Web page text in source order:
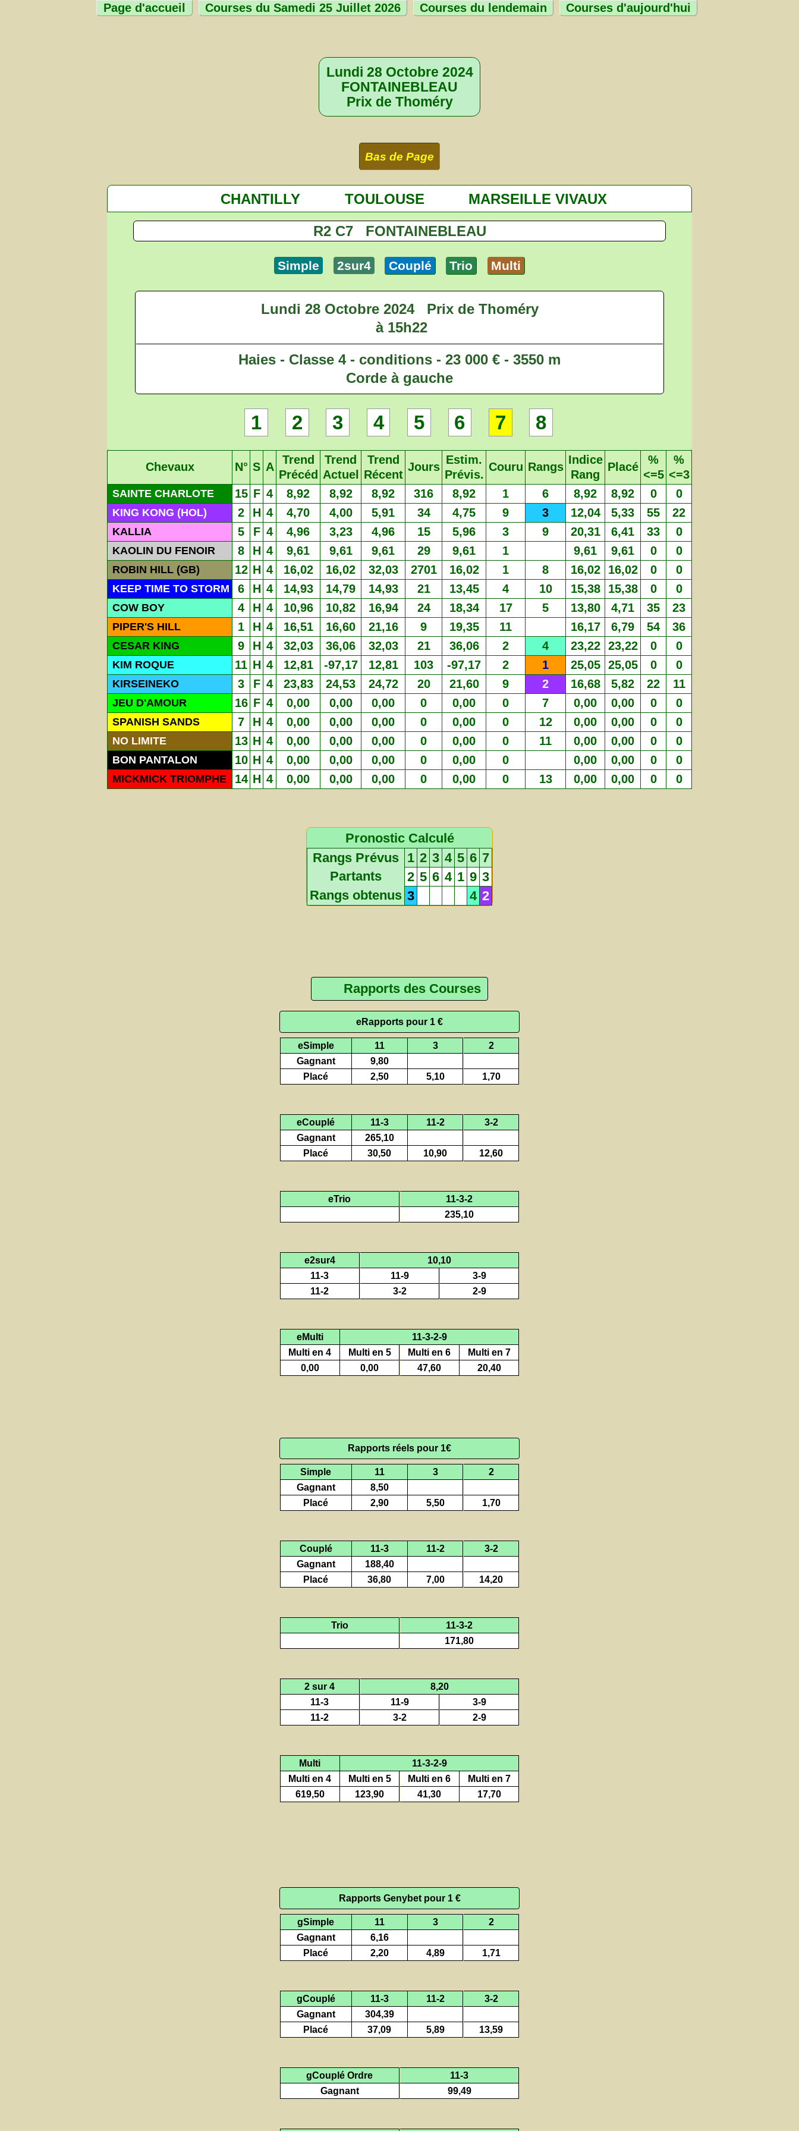
Page d'accueil Courses du Samedi 25 Juillet 2026 Courses du lendemain Courses d'aujourd'hui
Lundi 28 Octobre 2024
FONTAINEBLEAU
Prix de Thoméry
Bas de Page
CHANTILLY TOULOUSE MARSEILLE VIVAUX
R2 C7 FONTAINEBLEAU
Simple 2sur4 Couplé Trio Multi
Lundi 28 Octobre 2024
Prix de Thoméry
à 15h22
Haies - Classe 4 - conditions - 23 000 € - 3550 m
Corde à gauche
1 2 3 4 5 6 7 8
Chevaux N° S A
Trend
Précéd
Trend
Actuel
Trend
Récent
Jours
Estim.
Prévis.
Couru Rangs
Indice
Rang
Placé
%
<=5
%
<=3
SAINTE CHARLOTE 15 F 4 8,92 8,92 8,92 316 8,92 1 6 8,92 8,92 0 0
KING KONG (HOL) 2 H 4 4,70 4,00 5,91 34 4,75 9 3 12,04 5,33 55 22
KALLIA 5 F 4 4,96 3,23 4,96 15 5,96 3 9 20,31 6,41 33 0
KAOLIN DU FENOIR 8 H 4 9,61 9,61 9,61 29 9,61 1 9,61 9,61 0 0
ROBIN HILL (GB) 12 H 4 16,02 16,02 32,03 2701 16,02 1 8 16,02 16,02 0 0
KEEP TIME TO STORM 6 H 4 14,93 14,79 14,93 21 13,45 4 10 15,38 15,38 0 0
COW BOY 4 H 4 10,96 10,82 16,94 24 18,34 17 5 13,80 4,71 35 23
PIPER'S HILL 1 H 4 16,51 16,60 21,16 9 19,35 11 16,17 6,79 54 36
CESAR KING 9 H 4 32,03 36,06 32,03 21 36,06 2 4 23,22 23,22 0 0
KIM ROQUE 11 H 4 12,81 -97,17 12,81 103 -97,17 2 1 25,05 25,05 0 0
KIRSEINEKO 3 F 4 23,83 24,53 24,72 20 21,60 9 2 16,68 5,82 22 11
JEU D'AMOUR 16 F 4 0,00 0,00 0,00 0 0,00 0 7 0,00 0,00 0 0
SPANISH SANDS 7 H 4 0,00 0,00 0,00 0 0,00 0 12 0,00 0,00 0 0
NO LIMITE 13 H 4 0,00 0,00 0,00 0 0,00 0 11 0,00 0,00 0 0
BON PANTALON 10 H 4 0,00 0,00 0,00 0 0,00 0 0,00 0,00 0 0
MICKMICK TRIOMPHE 14 H 4 0,00 0,00 0,00 0 0,00 0 13 0,00 0,00 0 0
Pronostic Calculé
Rangs Prévus 1 2 3 4 5 6 7
Partants
2 5 6 4 1 9 3
Rangs obtenus 3 4 2
Rapports des Courses
eRapports pour 1 €
eSimple 11 3
2
Gagnant
9,80
Placé
2,50 5,10 1,70
eCouplé 11-3 11-2
3-2
Gagnant
265,10
Placé
30,50 10,90 12,60
eTrio
11-3-2
235,10
e2sur4
10,10
11-3
11-9
3-9
11-2
3-2 2-9
eMulti
11-3-2-9
Multi en 4
Multi en 5 Multi en 6
Multi en 7
0,00
0,00 47,60 20,40
Rapports réels pour 1€
Simple 11 3
2
Gagnant
8,50
Placé
2,90 5,50 1,70
Couplé 11-3 11-2
3-2
Gagnant
188,40
Placé
36,80 7,00 14,20
Trio
11-3-2
171,80
2 sur 4
8,20
11-3
11-9
3-9
11-2
3-2 2-9
Multi
11-3-2-9
Multi en 4
Multi en 5 Multi en 6
Multi en 7
619,50
123,90 41,30 17,70
Rapports Genybet pour 1 €
gSimple 11 3
2
Gagnant
6,16
Placé
2,20 4,89 1,71
gCouplé 11-3 11-2
3-2
Gagnant
304,39
Placé
37,09 5,89 13,59
gCouplé Ordre
11-3
Gagnant
99,49